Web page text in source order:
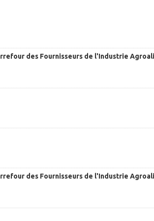
des Fournisseurs de l'Industrie
des Fournisseurs de l'Industrie